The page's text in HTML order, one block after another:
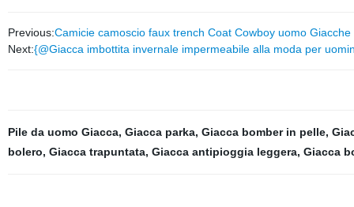
Previous:Camicie camoscio faux trench Coat Cowboy uomo
Next:{@Giacca imbottita invernale impermeabile alla moda per
Pile da uomo Giacca, Giacca parka, Giacca bomber in pelle,
bolero, Giacca trapuntata, Giacca antipioggia leggera, Giacca